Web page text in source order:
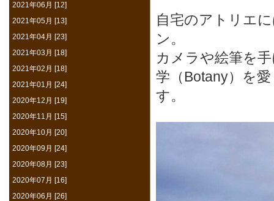
自宅のアトリエ
ン。
カメラや絵筆を
学（Botany）を
す。
2021年06月 [12]
2021年05月 [13]
2021年04月 [23]
2021年03月 [18]
2021年02月 [18]
2021年01月 [24]
2020年12月 [19]
2020年11月 [15]
2020年10月 [20]
2020年09月 [24]
2020年08月 [23]
2020年07月 [16]
2020年06月 [26]